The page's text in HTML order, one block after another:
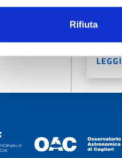
Rifiuta
Il
per